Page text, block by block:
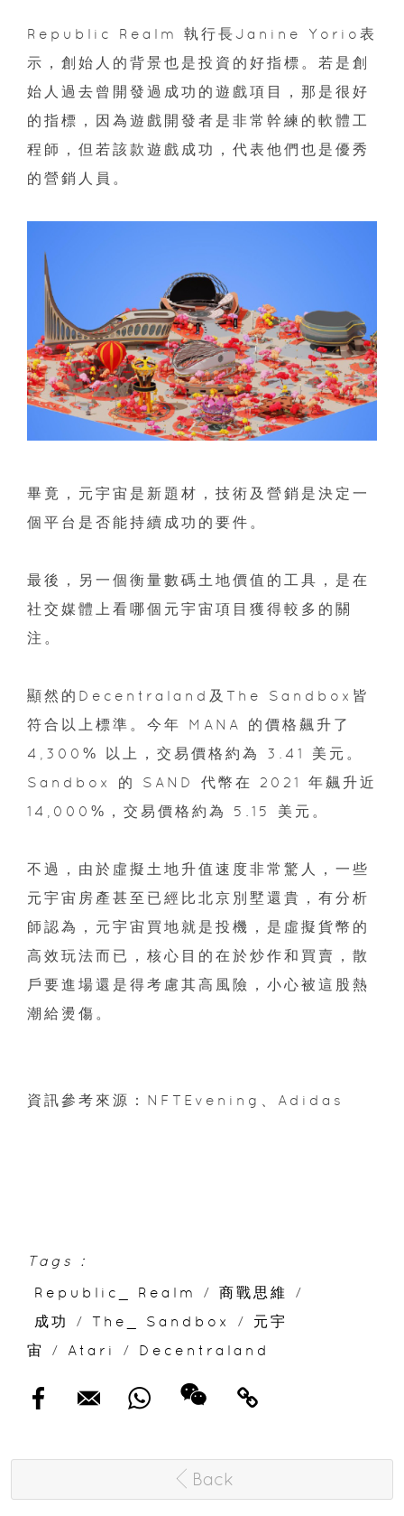
Republic Realm 執行長Janine Yorio表
示，創始人的背景也是投資的好指標。若是創
始人過去曾開發過成功的遊戲項目，那是很好
的指標，因為遊戲開發者是非常幹練的軟體工
程師，但若該款遊戲成功，代表他們也是優秀
的營銷人員。
畢竟，元宇宙是新題材，技術及營銷是決定一
個平台是否能持續成功的要件。
最後，另一個衡量數碼土地價值的工具，是在
社交媒體上看哪個元宇宙項目獲得較多的關
注。
顯然的Decentraland及The Sandbox皆
符合以上標準。今年 MANA 的價格飆升了
4,300% 以上，交易價格約為 3.41 美元。
Sandbox 的 SAND 代幣在 2021 年飆升近
14,000%，交易價格約為 5.15 美元。
不過，由於虛擬土地升值速度非常驚人，一些
元宇宙房產甚至已經比北京別墅還貴，有分析
師認為，元宇宙買地就是投機，是虛擬貨幣的
高效玩法而已，核心目的在於炒作和買賣，散
戶要進場還是得考慮其高風險，小心被這股熱
潮給燙傷。
資訊參考來源：NFTEvening、Adidas
Tags :
Republic_ Realm
/ 商戰思維
/
成功
/ The_ Sandbox /
元宇
宙
/ Atari / Decentraland
Back